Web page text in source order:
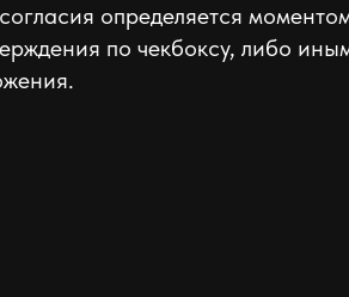
определяется
по чекбоксу, либо